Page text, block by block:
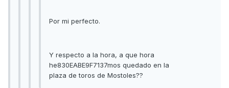
Por mi perfecto.
Y respecto a la hora, a que hora
he830EABE9F7137mos quedado en la
plaza de toros de Mostoles??